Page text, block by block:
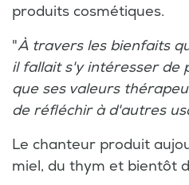
produits cosmétiques.
"À travers les bienfaits
il fallait s'y intéresser de
que ses valeurs
de réfléchir à d'autres
Le chanteur produit
miel, du thym et bientôt